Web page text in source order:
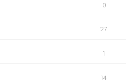
0
27
1
14